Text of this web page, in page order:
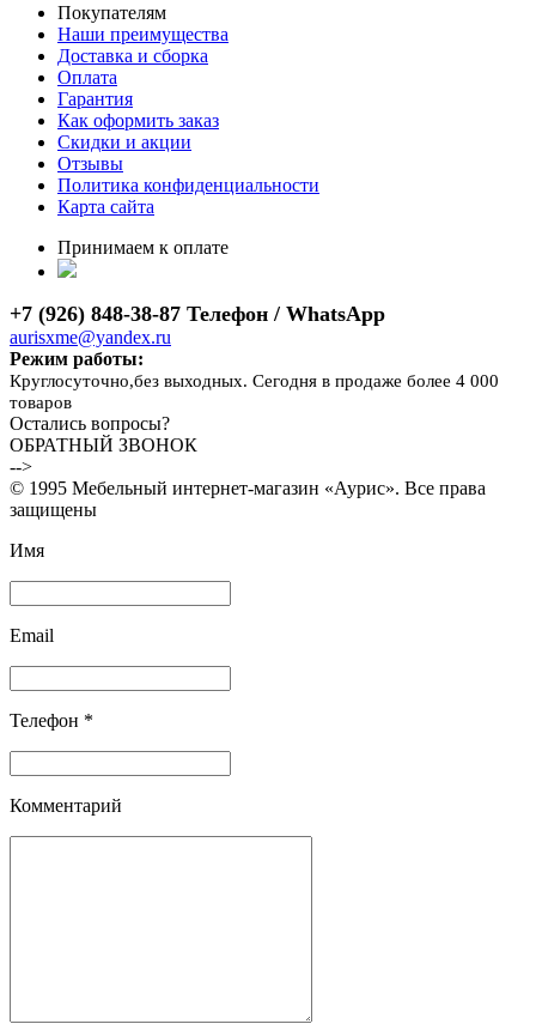
Покупателям
Наши преимущества
Доставка и сборка
Оплата
Гарантия
Как оформить заказ
Скидки и акции
Отзывы
Политика конфиденциальности
Карта сайта
Принимаем к оплате
+7 (926) 848-38-87 Телефон / WhatsApp
aurisxme@yandex.ru
Режим работы:
Круглосуточно,без выходных. Сегодня в продаже более 4 000
товаров
Остались вопросы?
ОБРАТНЫЙ ЗВОНОК
-->
© 1995 Мебельный интернет-магазин «Аурис». Все права
защищены
Имя
Email
Телефон *
Комментарий